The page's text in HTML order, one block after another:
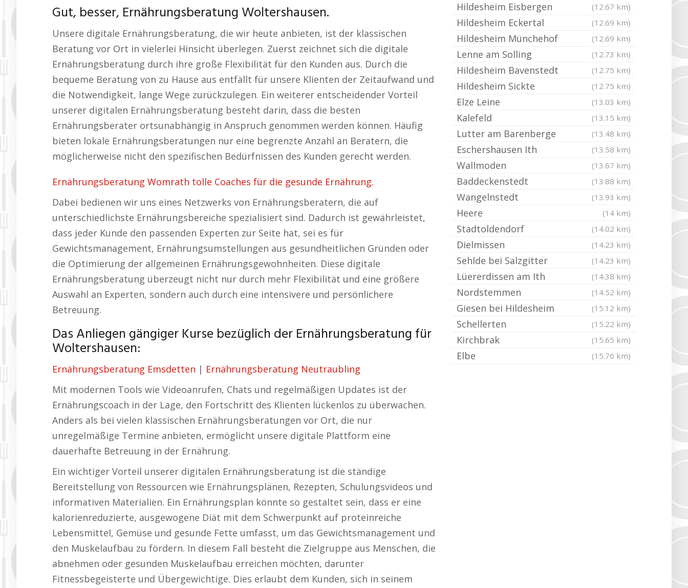
Gut, besser, Ernährungsberatung Woltershausen.
Unsere digitale Ernährungsberatung, die wir heute anbieten, ist der klassischen
Beratung vor Ort in vielerlei Hinsicht überlegen. Zuerst zeichnet sich die digitale
Ernährungsberatung durch ihre große Flexibilität für den Kunden aus. Durch die
bequeme Beratung von zu Hause aus entfällt für unsere Klienten der Zeitaufwand und
die Notwendigkeit, lange Wege zurückzulegen. Ein weiterer entscheidender Vorteil
unserer digitalen Ernährungsberatung besteht darin, dass die besten
Ernährungsberater ortsunabhängig in Anspruch genommen werden können. Häufig
bieten lokale Ernährungsberatungen nur eine begrenzte Anzahl an Beratern, die
möglicherweise nicht den spezifischen Bedürfnissen des Kunden gerecht werden.
Ernährungsberatung Womrath tolle Coaches für die gesunde Ernährung.
Dabei bedienen wir uns eines Netzwerks von Ernährungsberatern, die auf
unterschiedlichste Ernährungsbereiche spezialisiert sind. Dadurch ist gewährleistet,
dass jeder Kunde den passenden Experten zur Seite hat, sei es für
Gewichtsmanagement, Ernährungsumstellungen aus gesundheitlichen Gründen oder
die Optimierung der allgemeinen Ernährungsgewohnheiten. Diese digitale
Ernährungsberatung überzeugt nicht nur durch mehr Flexibilität und eine größere
Auswahl an Experten, sondern auch durch eine intensivere und persönlichere
Betreuung.
Das Anliegen gängiger Kurse bezüglich der Ernährungsberatung für
Woltershausen:
Ernährungsberatung Emsdetten | Ernährungsberatung Neutraubling
Mit modernen Tools wie Videoanrufen, Chats und regelmäßigen Updates ist der
Ernährungscoach in der Lage, den Fortschritt des Klienten lückenlos zu überwachen.
Anders als bei vielen klassischen Ernährungsberatungen vor Ort, die nur
unregelmäßige Termine anbieten, ermöglicht unsere digitale Plattform eine
dauerhafte Betreuung in der Ernährung.
Ein wichtiger Vorteil unserer digitalen Ernährungsberatung ist die ständige
Bereitstellung von Ressourcen wie Ernährungsplänen, Rezepten, Schulungsvideos und
informativen Materialien. Ein Ernährungsplan könnte so gestaltet sein, dass er eine
kalorienreduzierte, ausgewogene Diät mit dem Schwerpunkt auf proteinreiche
Lebensmittel, Gemüse und gesunde Fette umfasst, um das Gewichtsmanagement und
den Muskelaufbau zu fördern. In diesem Fall besteht die Zielgruppe aus Menschen, die
abnehmen oder gesunden Muskelaufbau erreichen möchten, darunter
Fitnessbegeisterte und Übergewichtige. Dies erlaubt dem Kunden, sich in seinem
Hildesheim Eisbergen (12.67 km)
Hildesheim Eckertal (12.69 km)
Hildesheim Münchehof (12.69 km)
Lenne am Solling (12.73 km)
Hildesheim Bavenstedt (12.75 km)
Hildesheim Sickte (12.75 km)
Elze Leine (13.03 km)
Kalefeld (13.15 km)
Lutter am Barenberge (13.48 km)
Eschershausen Ith (13.58 km)
Wallmoden (13.67 km)
Baddeckenstedt (13.88 km)
Wangelnstedt (13.93 km)
Heere (14 km)
Stadtoldendorf (14.02 km)
Dielmissen (14.23 km)
Sehlde bei Salzgitter (14.23 km)
Lüererdissen am Ith (14.38 km)
Nordstemmen (14.52 km)
Giesen bei Hildesheim (15.12 km)
Schellerten (15.22 km)
Kirchbrak (15.65 km)
Elbe (15.76 km)